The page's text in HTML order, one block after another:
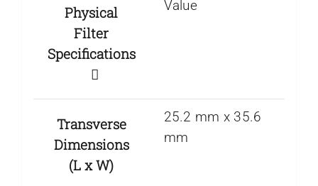
Physical
Filter
Specifications
Value
Transverse
Dimensions
(L x W)
25.2 mm x 35.6
mm